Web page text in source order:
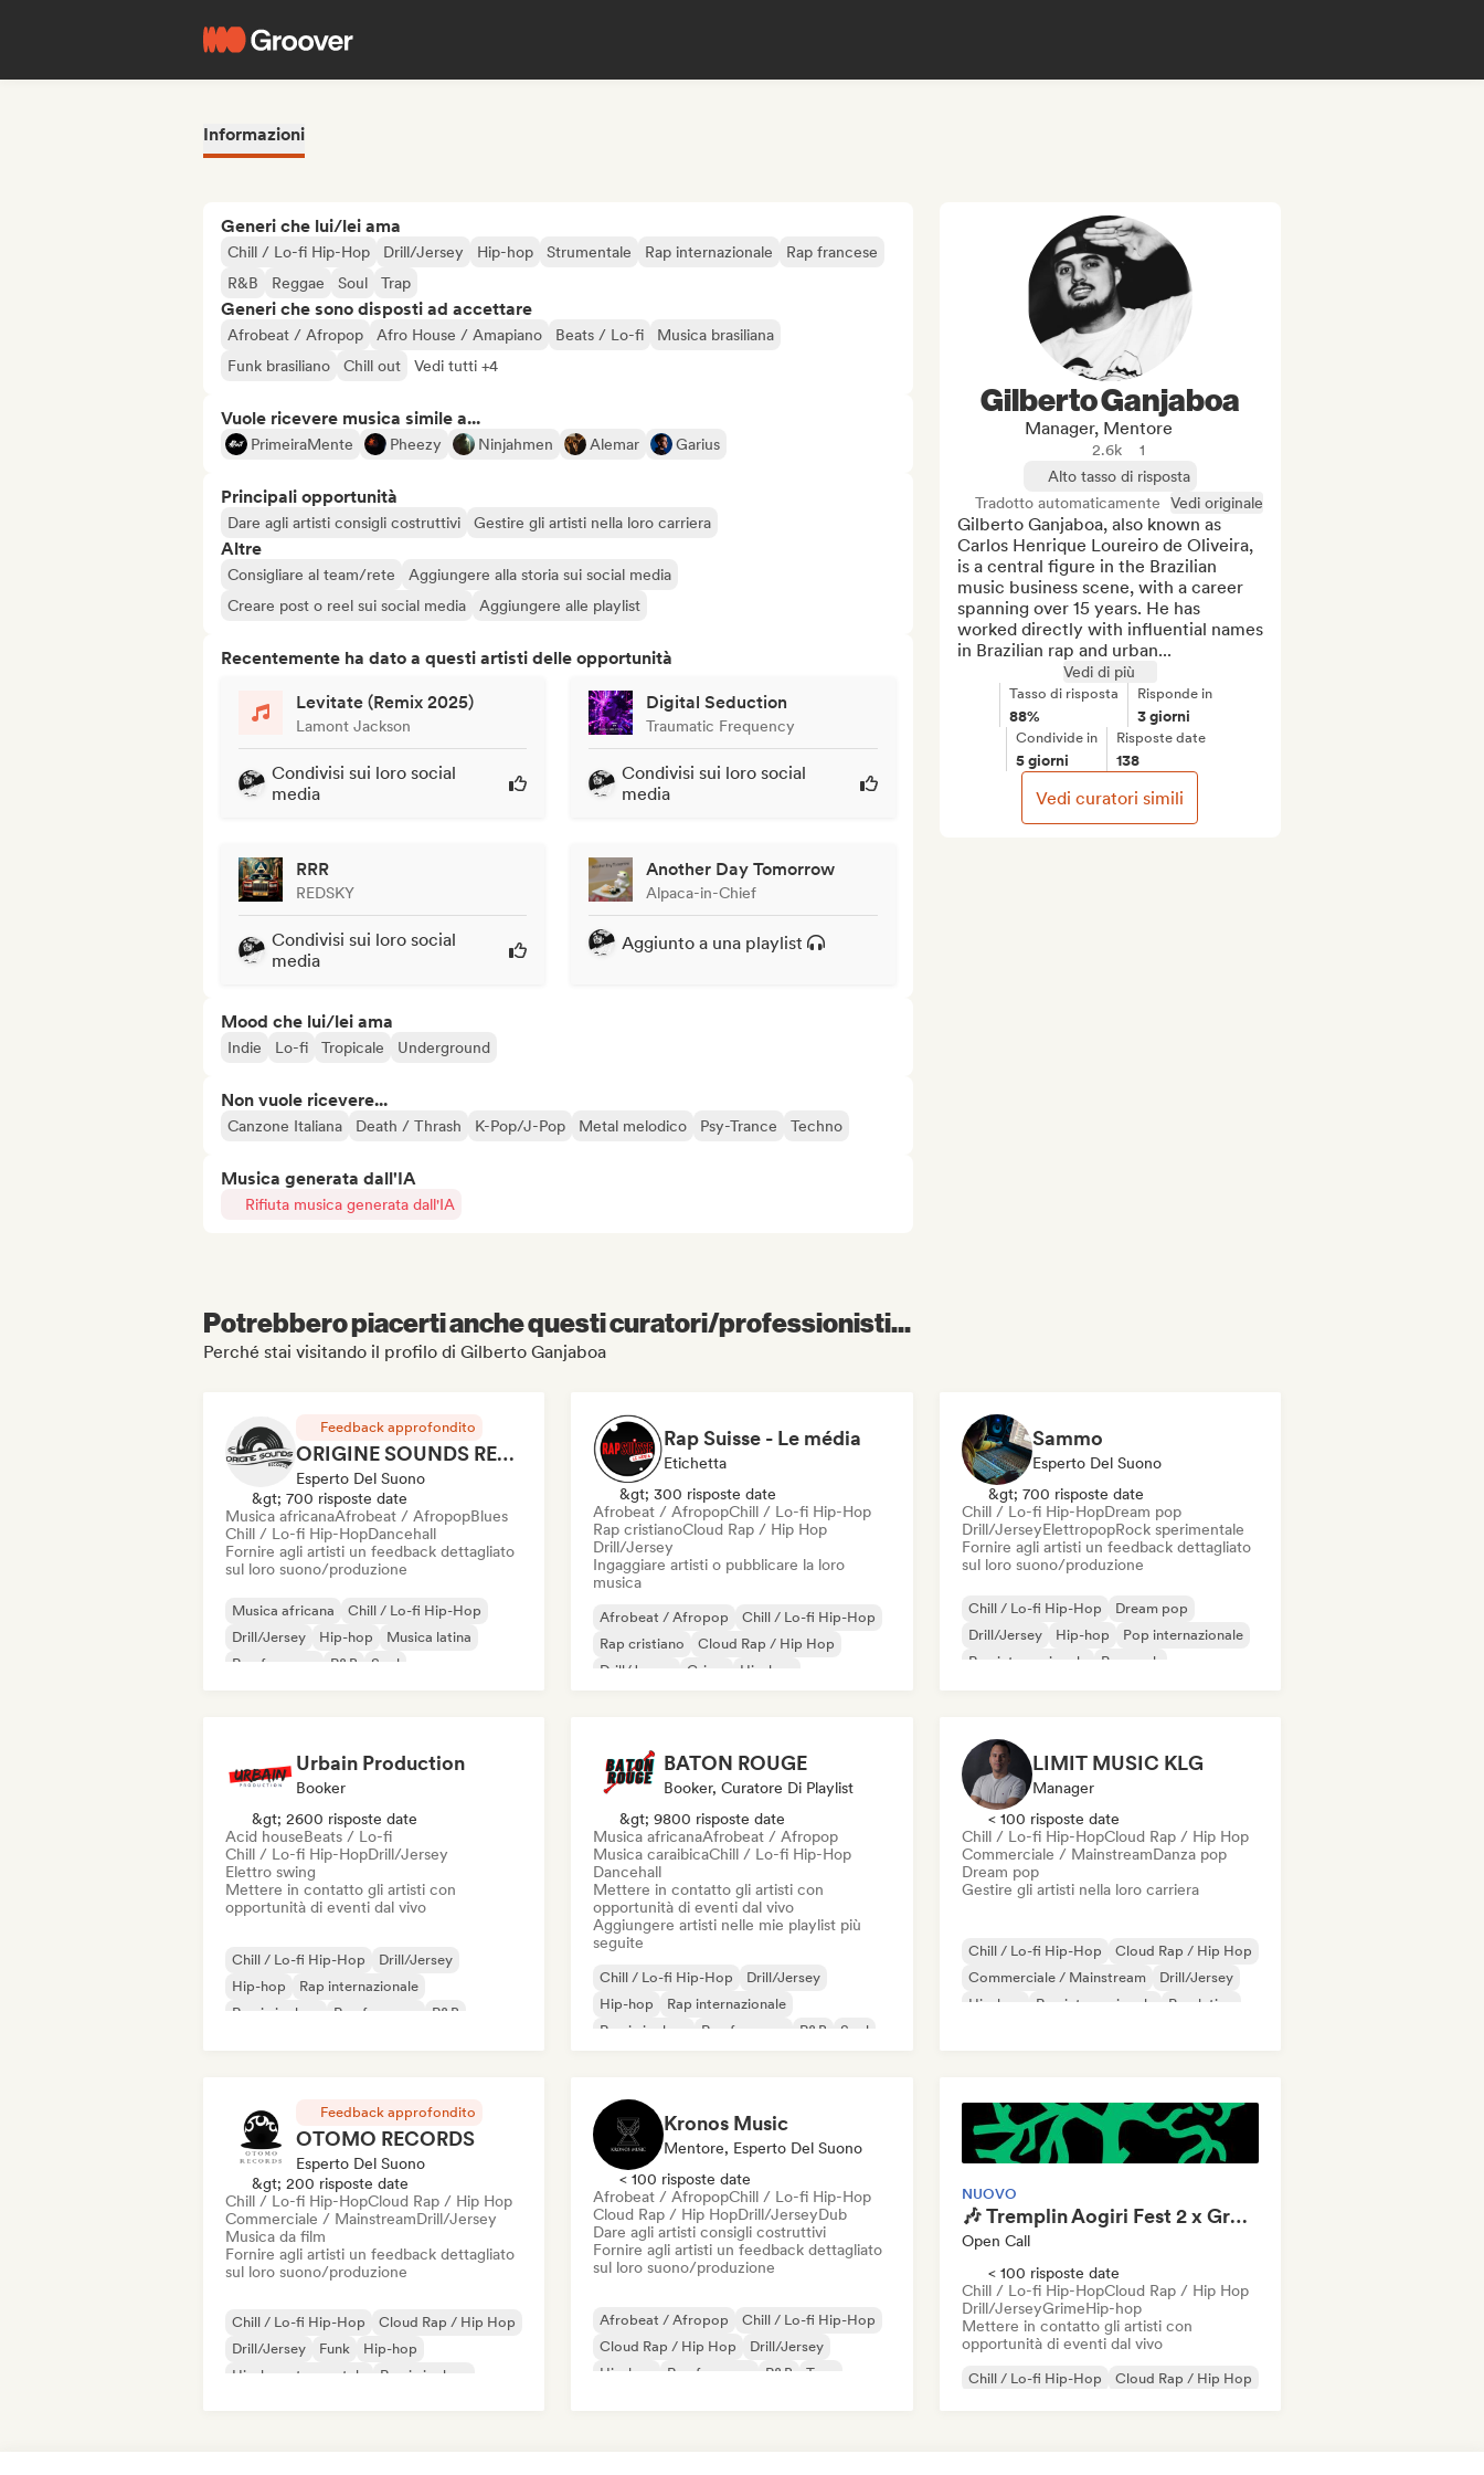
Informazioni
Generi che lui/lei ama
Chill / Lo-fi Hip-Hop Drill/Jersey Hip-hop Strumentale Rap internazionale
Rap francese
R&B
Reggae Soul Trap
Generi che sono disposti ad accettare
Afrobeat / Afropop Afro House / Amapiano Beats / Lo-fi
Musica brasiliana
Funk brasiliano
Chill out Vedi tutti +4
Vuole ricevere musica simile a...
PrimeiraMente Pheezy Ninjahmen Alemar Garius
Principali opportunità
Dare agli artisti consigli costruttivi Gestire gli artisti nella loro carriera
Altre
Consigliare al team/rete
Aggiungere alla storia sui social media
Creare post o reel sui social media
Aggiungere alle playlist
Recentemente ha dato a questi artisti delle opportunità
Levitate (Remix 2025)
Lamont Jackson
Condivisi sui loro social
media
Digital Seduction
Traumatic Frequency
Condivisi sui loro social
media
RRR
REDSKY
Condivisi sui loro social
media
Another Day Tomorrow
Alpaca-in-Chief
Aggiunto a una playlist
Mood che lui/lei ama
Indie Lo-fi Tropicale Underground
Non vuole ricevere...
Canzone Italiana Death / Thrash K-Pop/J-Pop Metal melodico Psy-Trance Techno
Musica generata dall'IA
Rifiuta musica generata dall'IA
Gilberto Ganjaboa
Manager, Mentore
2.6k
1
Alto tasso di risposta
Tradotto automaticamente
Vedi originale
Gilberto Ganjaboa, also known as
Carlos Henrique Loureiro de Oliveira,
is a central figure in the Brazilian
music business scene, with a career
spanning over 15 years. He has
worked directly with influential names
in Brazilian rap and urban...
Vedi di più
Tasso di risposta
88%
Risponde in
3 giorni
Condivide in
5 giorni
Risposte date
138
Vedi curatori simili
Potrebbero piacerti anche questi curatori/professionisti...
Perché stai visitando il profilo di Gilberto Ganjaboa
Feedback approfondito
ORIGINE SOUNDS RECORDS
Esperto Del Suono
&gt; 700 risposte date
Musica africanaAfrobeat / AfropopBlues
Chill / Lo-fi Hip-HopDancehall
Fornire agli artisti un feedback dettagliato
sul loro suono/produzione
Musica africana
Chill / Lo-fi Hip-Hop
Drill/Jersey
Hip-hop
Musica latina
Rap francese
R&B Soul
Rap Suisse - Le média
Etichetta
&gt; 300 risposte date
Afrobeat / AfropopChill / Lo-fi Hip-Hop
Rap cristianoCloud Rap / Hip Hop
Drill/Jersey
Ingaggiare artisti o pubblicare la loro
musica
Afrobeat / Afropop
Chill / Lo-fi Hip-Hop
Rap cristiano
Cloud Rap / Hip Hop
Drill/Jersey
Grime
Hip-hop
Sammo
Esperto Del Suono
&gt; 700 risposte date
Chill / Lo-fi Hip-HopDream pop
Drill/JerseyElettropopRock sperimentale
Fornire agli artisti un feedback dettagliato
sul loro suono/produzione
Chill / Lo-fi Hip-Hop
Dream pop
Drill/Jersey
Hip-hop
Pop internazionale
Rap internazionale
Pop rock
Urbain Production
Booker
&gt; 2600 risposte date
Acid houseBeats / Lo-fi
Chill / Lo-fi Hip-HopDrill/Jersey
Elettro swing
Mettere in contatto gli artisti con
opportunità di eventi dal vivo
Chill / Lo-fi Hip-Hop
Drill/Jersey
Hip-hop
Rap internazionale
Rap in inglese
Rap francese
R&B
BATON ROUGE
Booker, Curatore Di Playlist
&gt; 9800 risposte date
Musica africanaAfrobeat / Afropop
Musica caraibicaChill / Lo-fi Hip-Hop
Dancehall
Mettere in contatto gli artisti con
opportunità di eventi dal vivo
Aggiungere artisti nelle mie playlist più
seguite
Chill / Lo-fi Hip-Hop
Drill/Jersey
Hip-hop
Rap internazionale
Rap in inglese
Rap francese R&B Soul
LIMIT MUSIC KLG
Manager
< 100 risposte date
Chill / Lo-fi Hip-HopCloud Rap / Hip Hop
Commerciale / MainstreamDanza pop
Dream pop
Gestire gli artisti nella loro carriera
Chill / Lo-fi Hip-Hop
Cloud Rap / Hip Hop
Commerciale / Mainstream
Drill/Jersey
Hip-hop
Rap internazionale
Pop latino
Feedback approfondito
OTOMO RECORDS
Esperto Del Suono
&gt; 200 risposte date
Chill / Lo-fi Hip-HopCloud Rap / Hip Hop
Commerciale / MainstreamDrill/Jersey
Musica da film
Fornire agli artisti un feedback dettagliato
sul loro suono/produzione
Chill / Lo-fi Hip-Hop
Cloud Rap / Hip Hop
Drill/Jersey
Funk
Hip-hop
Hip-hop strumentale
Rap in inglese
Kronos Music
Mentore, Esperto Del Suono
< 100 risposte date
Afrobeat / AfropopChill / Lo-fi Hip-Hop
Cloud Rap / Hip HopDrill/JerseyDub
Dare agli artisti consigli costruttivi
Fornire agli artisti un feedback dettagliato
sul loro suono/produzione
Afrobeat / Afropop
Chill / Lo-fi Hip-Hop
Cloud Rap / Hip Hop
Drill/Jersey
Hip-hop
Rap francese R&B Trap
NUOVO
🎶 Tremplin Aogiri Fest 2 x Groover
Open Call
< 100 risposte date
Chill / Lo-fi Hip-HopCloud Rap / Hip Hop
Drill/JerseyGrimeHip-hop
Mettere in contatto gli artisti con
opportunità di eventi dal vivo
Chill / Lo-fi Hip-Hop
Cloud Rap / Hip Hop